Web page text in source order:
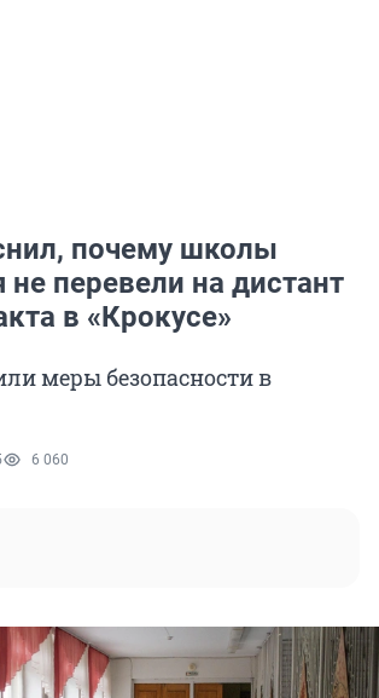
почему школы
не перевели на дистант
в «Крокусе»
меры безопасности в
6 060